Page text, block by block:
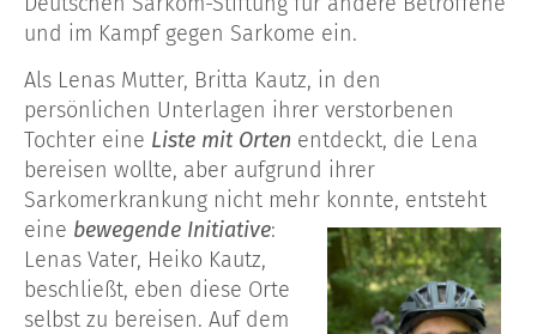
und im Kampf gegen Sarkome ein.
Als Lenas Mutter, Britta Kautz, in den
persönlichen Unterlagen ihrer verstorbenen
Tochter eine Liste mit Orten entdeckt, die Lena
bereisen wollte, aber aufgrund ihrer
Sarkomerkrankung nicht mehr konnte, entsteht
eine bewegende Initiative:
Lenas Vater, Heiko Kautz,
beschließt, eben diese Orte
selbst zu bereisen. Auf dem